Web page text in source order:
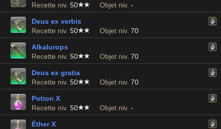
Recette niv. 50 Objet niv. -
Deus ex verbis
Recette niv. 50 Objet niv. 70
Alkalurops
Recette niv. 50 Objet niv. 70
Deus ex gratia
Recette niv. 50 Objet niv. 70
Potion X
Recette niv. 50 Objet niv. -
Éther X